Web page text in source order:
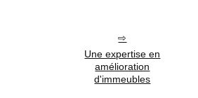
Une expertise en
amélioration
d'immeubles